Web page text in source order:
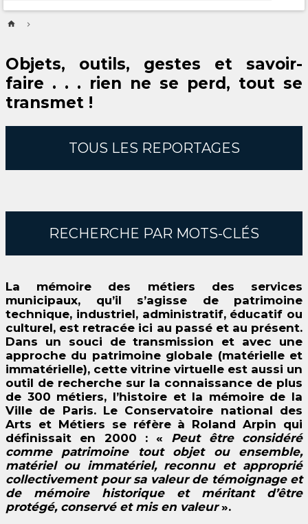
home chevron_right
Objets, outils, gestes et savoir-
faire . . . rien ne se perd, tout se
transmet !
TOUS LES REPORTAGES
RECHERCHE PAR MOTS-CLÉS
La mémoire des métiers des services
municipaux, qu’il s’agisse de patrimoine
technique, industriel, administratif, éducatif ou
culturel, est retracée ici au passé et au présent.
Dans un souci de transmission et avec une
approche du patrimoine globale (matérielle et
immatérielle), cette vitrine virtuelle est aussi un
outil de recherche sur la connaissance de plus
de 300 métiers, l’histoire et la mémoire de la
Ville de Paris. Le Conservatoire national des
Arts et Métiers se réfère à Roland Arpin qui
définissait en 2000 : « Peut être considéré
comme patrimoine tout objet ou ensemble,
matériel ou immatériel, reconnu et approprié
collectivement pour sa valeur de témoignage et
de mémoire historique et méritant d’être
protégé, conservé et mis en valeur».